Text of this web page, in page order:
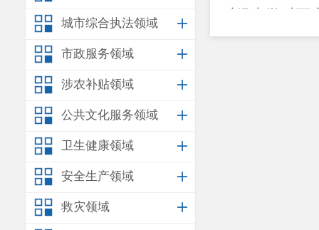
城市综合执法领域
市政服务领域
涉农补贴领域
公共文化服务领域
卫生健康领域
安全生产领域
救灾领域